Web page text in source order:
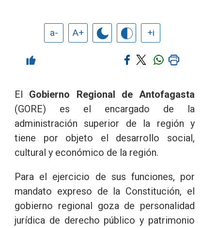
a- A+ +i
El Gobierno Regional de Antofagasta
(GORE) es el encargado de la
administración superior de la región y
tiene por objeto el desarrollo social,
cultural y económico de la región.
Para el ejercicio de sus funciones, por
mandato expreso de la Constitución, el
gobierno regional goza de personalidad
jurídica de derecho público y patrimonio